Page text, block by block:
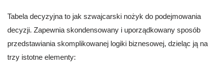
Tabela decyzyjna to jak szwajcarski nożyk do podejmowania
decyzji. Zapewnia skondensowany i uporządkowany sposób
przedstawiania skomplikowanej logiki biznesowej, dzieląc ją na
trzy istotne elementy: